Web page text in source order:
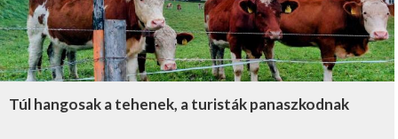
Túl hangosak a tehenek, a turisták panaszkodnak